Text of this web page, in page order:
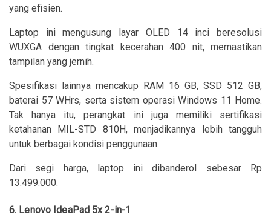
yang efisien.
Laptop ini mengusung layar OLED 14 inci beresolusi
WUXGA dengan tingkat kecerahan 400 nit, memastikan
tampilan yang jernih.
Spesifikasi lainnya mencakup RAM 16 GB, SSD 512 GB,
baterai 57 WHrs, serta sistem operasi Windows 11 Home.
Tak hanya itu, perangkat ini juga memiliki sertifikasi
ketahanan MIL-STD 810H, menjadikannya lebih tangguh
untuk berbagai kondisi penggunaan.
Dari segi harga, laptop ini dibanderol sebesar Rp
13.499.000.
6. Lenovo IdeaPad 5x 2-in-1